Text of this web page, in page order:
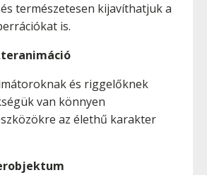
természetesen kijavíthatjuk a
is.
és riggelőknek
van könnyen
az élethű karakter